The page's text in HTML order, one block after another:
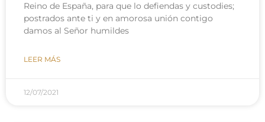
Reino de España, para que lo defiendas y custodies;
postrados ante ti y en amorosa unión contigo
damos al Señor humildes
LEER MÁS
12/07/2021